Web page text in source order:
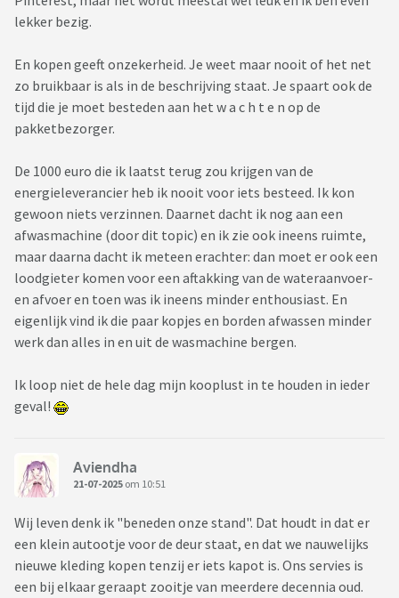
lekker bezig.
En kopen geeft onzekerheid. Je weet maar nooit of het net
zo bruikbaar is als in de beschrijving staat. Je spaart ook de
tijd die je moet besteden aan het w a c h t e n op de
pakketbezorger.
De 1000 euro die ik laatst terug zou krijgen van de
energieleverancier heb ik nooit voor iets besteed. Ik kon
gewoon niets verzinnen. Daarnet dacht ik nog aan een
afwasmachine (door dit topic) en ik zie ook ineens ruimte,
maar daarna dacht ik meteen erachter: dan moet er ook een
loodgieter komen voor een aftakking van de wateraanvoer-
en afvoer en toen was ik ineens minder enthousiast. En
eigenlijk vind ik die paar kopjes en borden afwassen minder
werk dan alles in en uit de wasmachine bergen.
Ik loop niet de hele dag mijn kooplust in te houden in ieder
geval!
Aviendha
21-07-2025 om 10:51
Wij leven denk ik "beneden onze stand". Dat houdt in dat er
een klein autootje voor de deur staat, en dat we nauwelijks
nieuwe kleding kopen tenzij er iets kapot is. Ons servies is
een bij elkaar geraapt zooitje van meerdere decennia oud.